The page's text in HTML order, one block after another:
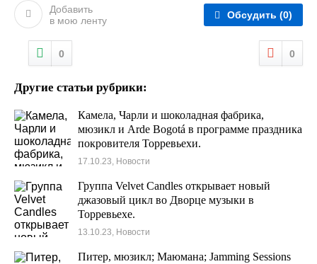
Добавить
в мою ленту
Обсудить (0)
0 0
Другие статьи рубрики:
Камела, Чарли и шоколадная фабрика,
мюзикл и Arde Bogotá в программе праздника
покровителя Торревьехи.
17.10.23, Новости
Группа Velvet Candles открывает новый
джазовый цикл во Дворце музыки в
Торревьехе.
13.10.23, Новости
Питер, мюзикл; Маюмана; Jamming Sessions